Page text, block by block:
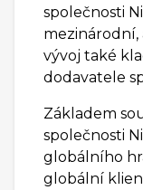
společnosti
mezinárodní,
vývoj také
dodavatele
Základem
společnosti
globálního
globální